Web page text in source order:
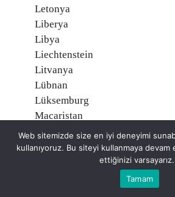
Letonya
Liberya
Libya
Liechtenstein
Litvanya
Lübnan
Lüksemburg
Macaristan
Madagaskar
Makau (Makao)
Web sitemizde size en iyi deneyimi
kullanıyoruz. Bu siteyi kullanmaya
ettiğinizi varsayarız.
Tamam